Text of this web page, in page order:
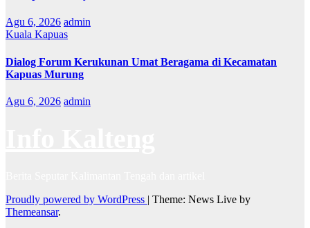
Agu 6, 2026 admin
Kuala Kapuas
Dialog Forum Kerukunan Umat Beragama di Kecamatan
Kapuas Murung
Agu 6, 2026 admin
Proudly powered by WordPress | Theme: News Live by
Themeansar.